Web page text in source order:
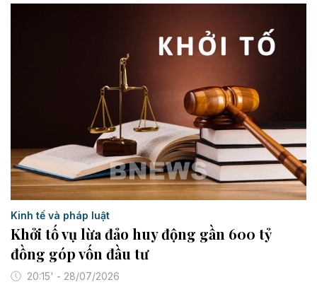
Kinh tế và pháp luật
Khởi tố vụ lừa đảo huy động gần 600 tỷ
đồng góp vốn đầu tư
20:15' - 28/07/2026